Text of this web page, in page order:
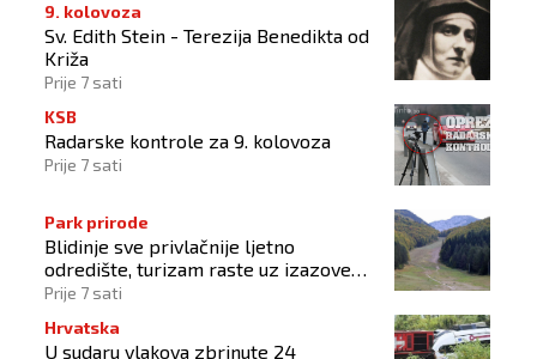
9. kolovoza
Sv. Edith Stein - Terezija Benedikta od
Križa
Prije 7 sati
KSB
Radarske kontrole za 9. kolovoza
Prije 7 sati
Park prirode
Blidinje sve privlačnije ljetno
odredište, turizam raste uz izazove
očuvanja prirode
Prije 7 sati
Hrvatska
U sudaru vlakova zbrinute 24